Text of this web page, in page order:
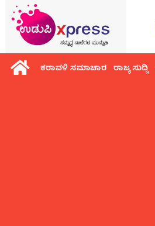
ಕರಾವಳಿ ಸಮಾಚಾರ ರಾಜ್ಯ ಸುದ್ದಿ